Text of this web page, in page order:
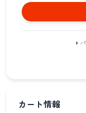
カート情報